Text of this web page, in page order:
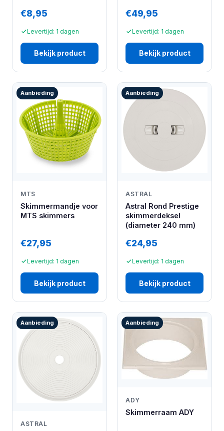
€8,95
Levertijd: 1 dagen
Bekijk product
€49,95
Levertijd: 1 dagen
Bekijk product
Aanbieding
MTS
Skimmermandje voor
MTS skimmers
€27,95
Levertijd: 1 dagen
Bekijk product
Aanbieding
ASTRAL
Astral Rond Prestige
skimmerdeksel
(diameter 240 mm)
€24,95
Levertijd: 1 dagen
Bekijk product
Aanbieding
ASTRAL
Aanbieding
ADY
Skimmerraam ADY